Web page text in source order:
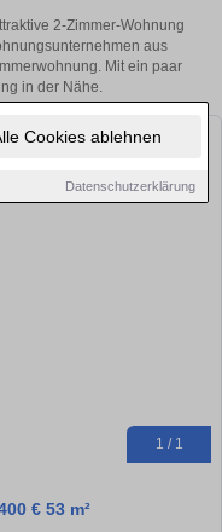
Cookies ablehnen
Datenschutzerklärung
2-Zimmer-Wohnung
aus
Mit ein paar
in der Nähe.
1 / 1
€ 53 m²